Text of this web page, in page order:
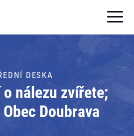
OBECNÍ ÚŘAD
PRO OBČANY
ke stažení
DESKA
o nálezu zvířete;
Doubrava